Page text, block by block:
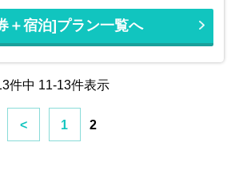
＋宿泊]プラン一覧へ
件中 11-13件表示
< 1 2